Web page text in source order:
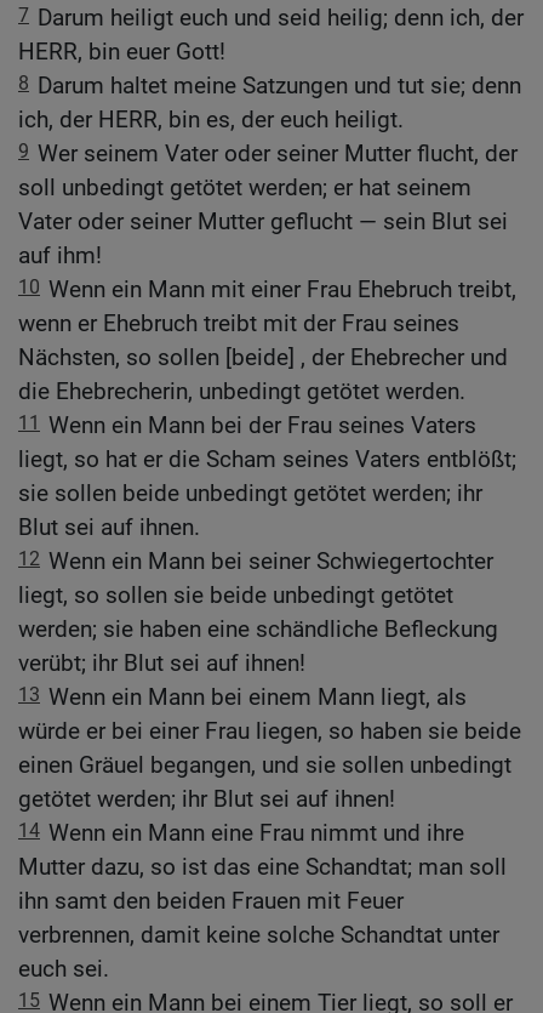
7 Darum heiligt euch und seid heilig; denn ich, der
HERR, bin euer Gott!
8 Darum haltet meine Satzungen und tut sie; denn
ich, der HERR, bin es, der euch heiligt.
9 Wer seinem Vater oder seiner Mutter flucht, der
soll unbedingt getötet werden; er hat seinem
Vater oder seiner Mutter geflucht — sein Blut sei
auf ihm!
10 Wenn ein Mann mit einer Frau Ehebruch treibt,
wenn er Ehebruch treibt mit der Frau seines
Nächsten, so sollen [beide] , der Ehebrecher und
die Ehebrecherin, unbedingt getötet werden.
11 Wenn ein Mann bei der Frau seines Vaters
liegt, so hat er die Scham seines Vaters entblößt;
sie sollen beide unbedingt getötet werden; ihr
Blut sei auf ihnen.
12 Wenn ein Mann bei seiner Schwiegertochter
liegt, so sollen sie beide unbedingt getötet
werden; sie haben eine schändliche Befleckung
verübt; ihr Blut sei auf ihnen!
13 Wenn ein Mann bei einem Mann liegt, als
würde er bei einer Frau liegen, so haben sie beide
einen Gräuel begangen, und sie sollen unbedingt
getötet werden; ihr Blut sei auf ihnen!
14 Wenn ein Mann eine Frau nimmt und ihre
Mutter dazu, so ist das eine Schandtat; man soll
ihn samt den beiden Frauen mit Feuer
verbrennen, damit keine solche Schandtat unter
euch sei.
15 Wenn ein Mann bei einem Tier liegt, so soll er